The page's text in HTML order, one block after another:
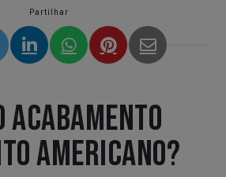
Partilhar
ACABAMENTO
AMERICANO?